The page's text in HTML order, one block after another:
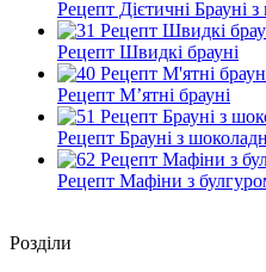
Рецепт Дієтичні Брауні
Рецепт Швидкі брауні
Рецепт М’ятні брауні
Рецепт Брауні з
Рецепт Мафіни з
Роздiли